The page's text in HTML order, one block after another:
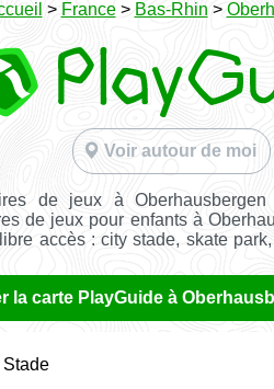
> France> Bas-Rhin >
Voir autour de moi
de jeux à
de jeux pour enfants à
accès : city stade, skate
la carte PlayGuide à
Stade